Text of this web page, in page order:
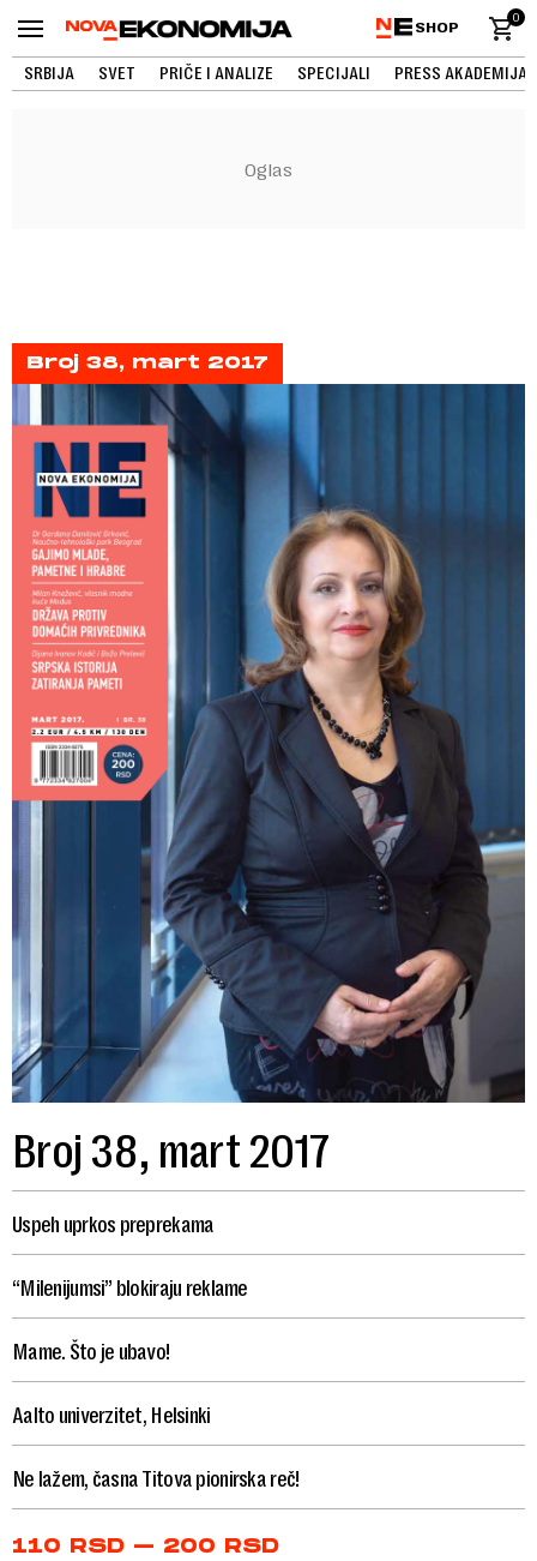
SHOP
0
SRBIJA SVET PRIČE I ANALIZE SPECIJALI PRESS AKADEMIJA
Broj 38, mart 2017
Broj 38, mart 2017
Uspeh uprkos preprekama
“Milenijumsi” blokiraju reklame
Mame. Što je ubavo!
Aalto univerzitet, Helsinki
Ne lažem, časna Titova pionirska reč!
110 RSD – 200 RSDPrice